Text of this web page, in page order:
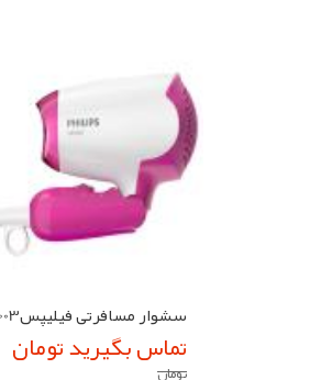
تماس بگیرید تومان
تومان